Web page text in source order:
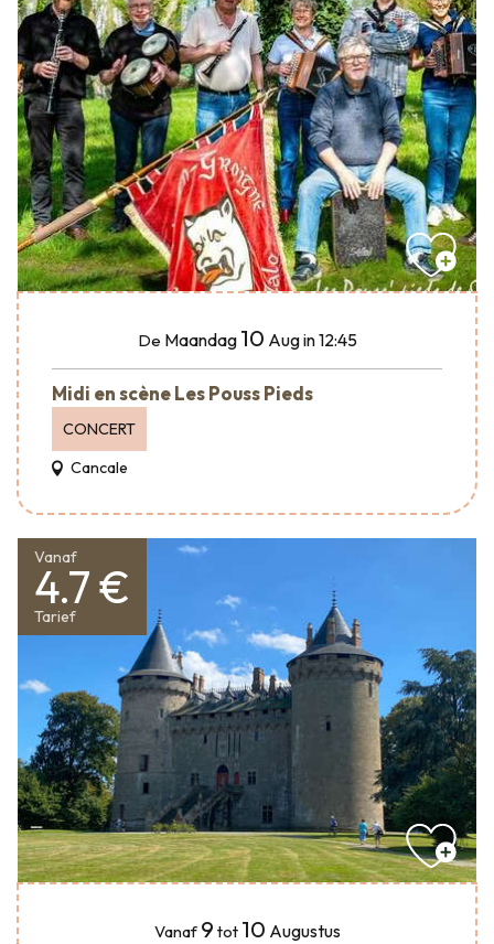
De Maandag 10 Augin 12:45
Midi en scène Les Pouss Pieds
CONCERT
Cancale
Vanaf
4.7 €
Tarief
Vanaf 9 tot 10 Augustus